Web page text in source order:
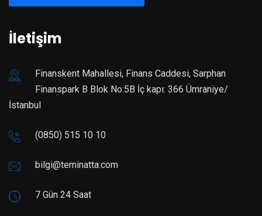
İletişim
Finanskent Mahallesi, Finans Caddesi, Sarphan
Finanspark B Blok No:5B İç kapı: 366 Ümraniye/
İstanbul
(0850) 515 10 10
bilgi@teminatta.com
7 Gün 24 Saat